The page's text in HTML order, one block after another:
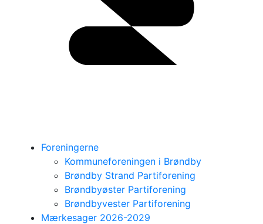
Foreningerne
Kommuneforeningen i Brøndby
Brøndby Strand Partiforening
Brøndbyøster Partiforening
Brøndbyvester Partiforening
Mærkesager 2026-2029